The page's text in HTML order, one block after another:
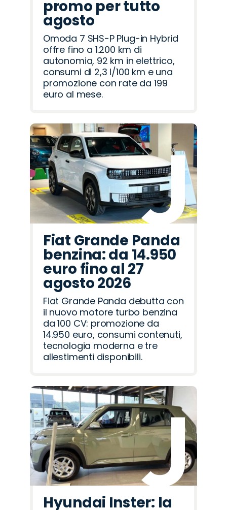
promo per tutto
agosto
Omoda 7 SHS-P Plug-in Hybrid
offre fino a 1.200 km di
autonomia, 92 km in elettrico,
consumi di 2,3 l/100 km e una
promozione con rate da 199
euro al mese.
Fiat Grande Panda
benzina: da 14.950
euro fino al 27
agosto 2026
Fiat Grande Panda debutta con
il nuovo motore turbo benzina
da 100 CV: promozione da
14.950 euro, consumi contenuti,
tecnologia moderna e tre
allestimenti disponibili.
Hyundai Inster: la